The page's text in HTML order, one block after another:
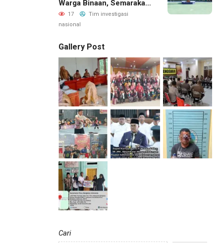
Warga Binaan, Semarakan
HUT RI Ke-81
17
Tim investigasi
nasional
Gallery Post
Cari